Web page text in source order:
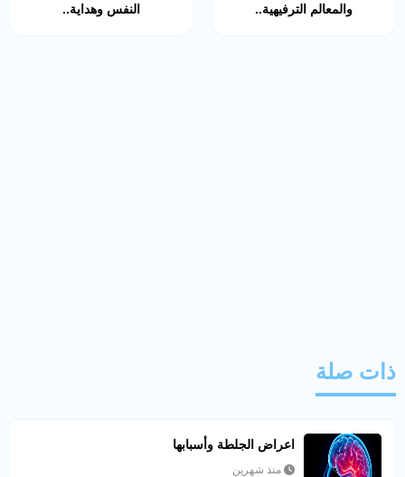
والمعالم الترفيهية..
النفس وهداية..
ذات صلة
اعراض الجلطة وأسبابها
منذ شهرين